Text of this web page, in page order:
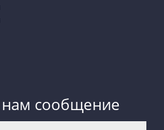
сообщение